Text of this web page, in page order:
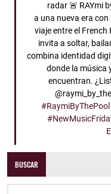
radar 🚨 RAYmi
a una nueva era con
viaje entre el French
invita a soltar,
combina identidad
donde la música
encuentran.
#RaymiByThePool
BUSCAR